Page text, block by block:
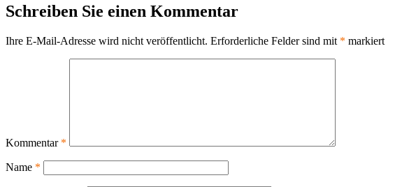
Schreiben Sie einen Kommentar
Ihre E-Mail-Adresse wird nicht veröffentlicht. Erforderliche Felder sind mit * markiert
Kommentar *
Name *